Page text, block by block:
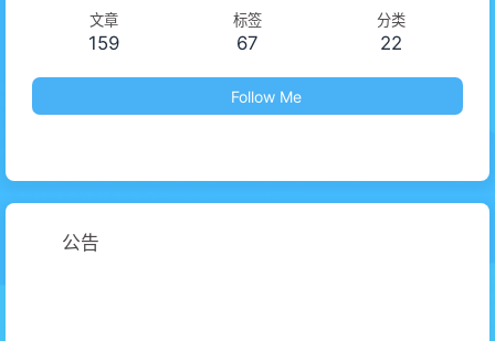
文章
159
标签
67
分类
22
Follow Me
公告